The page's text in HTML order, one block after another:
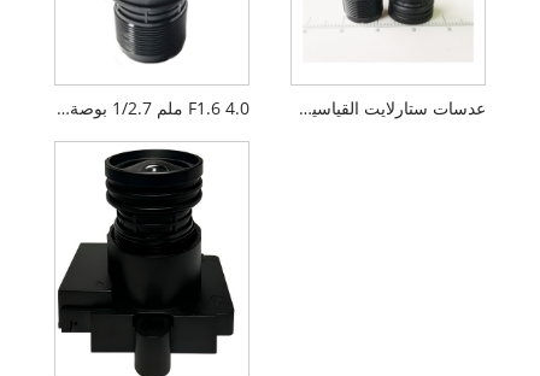
F1.6 4.0 ملم 1/2.7 بوصة عدسة M12 ستارلايت القياسية عدسات ستارلايت القياسية M12 F1.6 مقاس 4 ملم و5 ميجابكسل